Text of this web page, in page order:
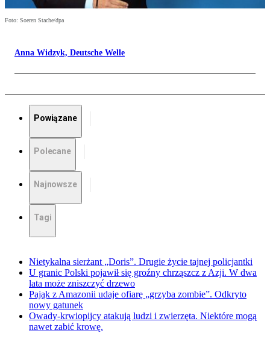
Foto: Soeren Stache/dpa
Anna Widzyk, Deutsche Welle
Powiązane
Polecane
Najnowsze
Tagi
Nietykalna sierżant „Doris”. Drugie życie tajnej policjantki
U granic Polski pojawił się groźny chrząszcz z Azji. W dwa
lata może zniszczyć drzewo
Pająk z Amazonii udaje ofiarę „grzyba zombie”. Odkryto
nowy gatunek
Owady-krwiopijcy atakują ludzi i zwierzęta. Niektóre mogą
nawet zabić krowę.